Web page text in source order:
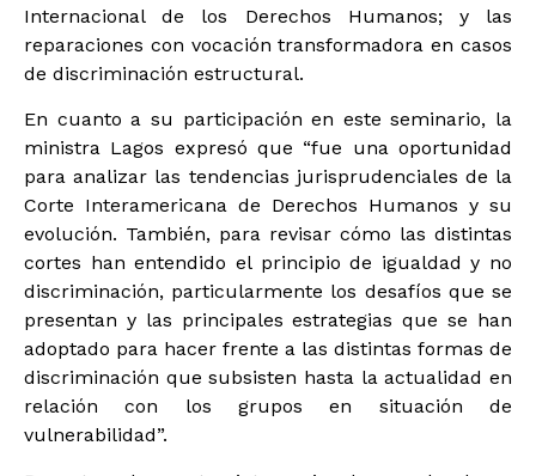
Internacional de los Derechos Humanos; y las
reparaciones con vocación transformadora en casos
de discriminación estructural.
En cuanto a su participación en este seminario, la
ministra Lagos expresó que “fue una oportunidad
para analizar las tendencias jurisprudenciales de la
Corte Interamericana de Derechos Humanos y su
evolución. También, para revisar cómo las distintas
cortes han entendido el principio de igualdad y no
discriminación, particularmente los desafíos que se
presentan y las principales estrategias que se han
adoptado para hacer frente a las distintas formas de
discriminación que subsisten hasta la actualidad en
relación con los grupos en situación de
vulnerabilidad”.